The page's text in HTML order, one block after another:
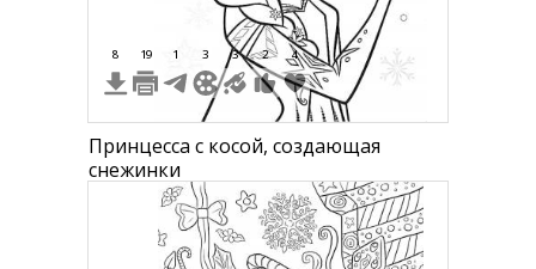
8 19 1 3 3 2 4
Принцесса с косой, создающая
снежинки